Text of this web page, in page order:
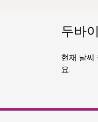
두바
현재 날씨
요.